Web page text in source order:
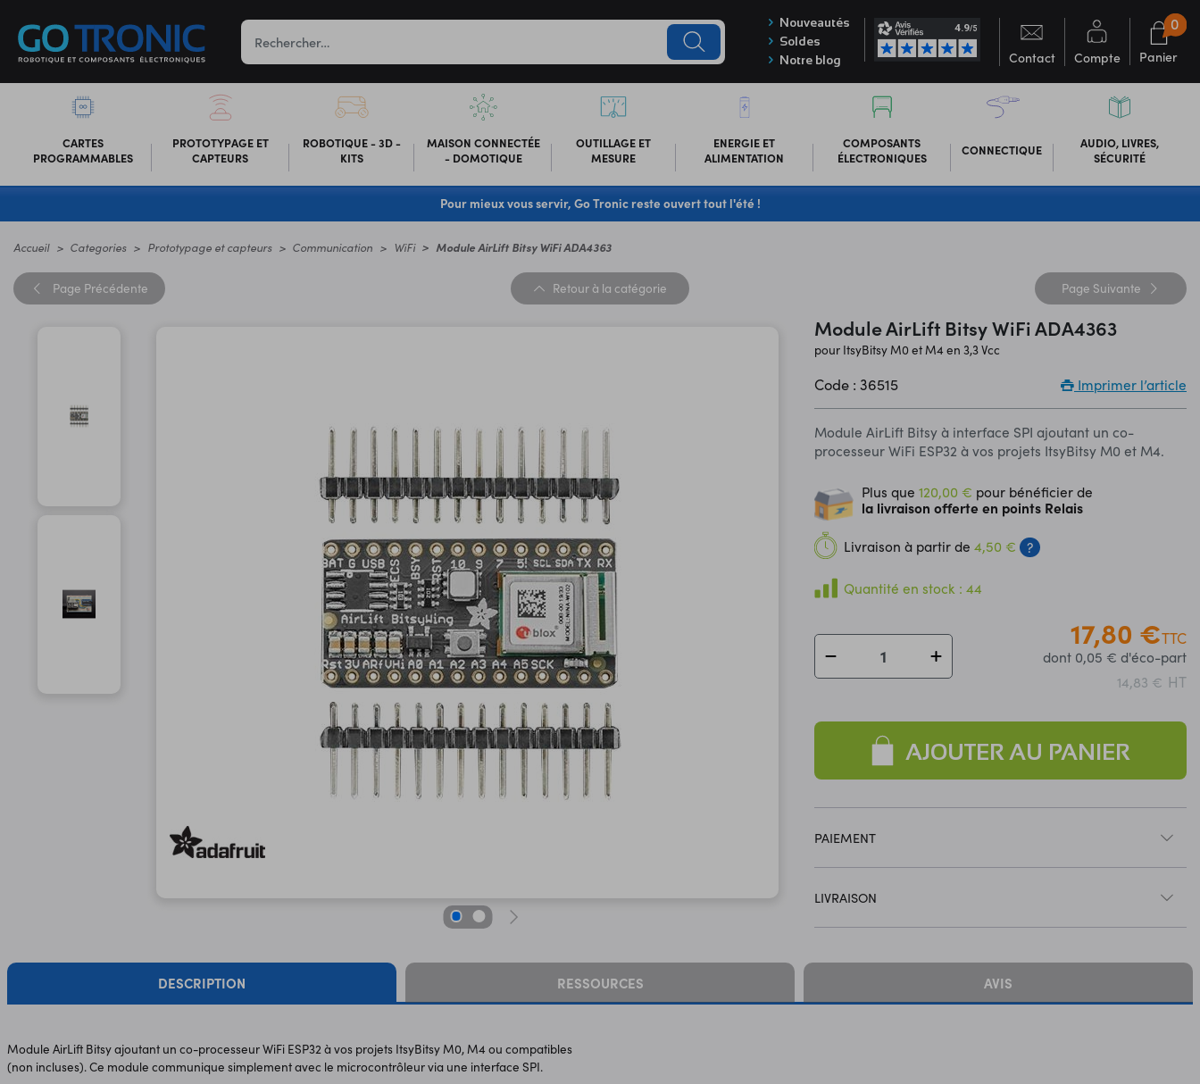
Nouveautés
Soldes
Notre blog
Contact Compte Panier
0
CARTES
PROGRAMMABLES
PROTOTYPAGE ET
CAPTEURS
ROBOTIQUE - 3D -
KITS
MAISON CONNECTÉE
- DOMOTIQUE
OUTILLAGE ET
MESURE
ENERGIE ET
ALIMENTATION
COMPOSANTS
ÉLECTRONIQUES
CONNECTIQUE
AUDIO, LIVRES,
SÉCURITÉ
Pour mieux vous servir, Go Tronic reste ouvert tout l'été !
Accueil Categories Prototypage et capteurs Communication WiFi Module AirLift Bitsy WiFi ADA4363
Page Précédente Retour à la catégorie Page Suivante
Module AirLift Bitsy WiFi ADA4363
pour ItsyBitsy M0 et M4 en 3,3 Vcc
Code : 36515 Imprimer l’article
Module AirLift Bitsy à interface SPI ajoutant un co-
processeur WiFi ESP32 à vos projets ItsyBitsy M0 et M4.
Plus que120,00 € pour bénéficier de
la livraison offerte en points Relais
Livraison à partir de4,50 € ?
Quantité en stock : 44
17,80 €TTC
dont 0,05 € d'éco-part
14,83 € HT
AJOUTER AU PANIER
PAIEMENT
LIVRAISON
DESCRIPTION RESSOURCES AVIS
Module AirLift Bitsy ajoutant un co-processeur WiFi ESP32 à vos projets ItsyBitsy M0, M4 ou compatibles
(non incluses). Ce module communique simplement avec le microcontrôleur via une interface SPI.